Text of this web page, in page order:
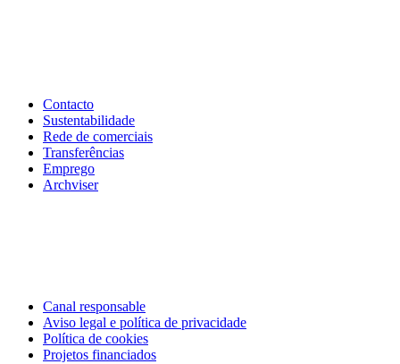
Contacto
Sustentabilidade
Rede de comerciais
Transferências
Emprego
Archviser
Canal responsable
Aviso legal e política de privacidade
Política de cookies
Projetos financiados